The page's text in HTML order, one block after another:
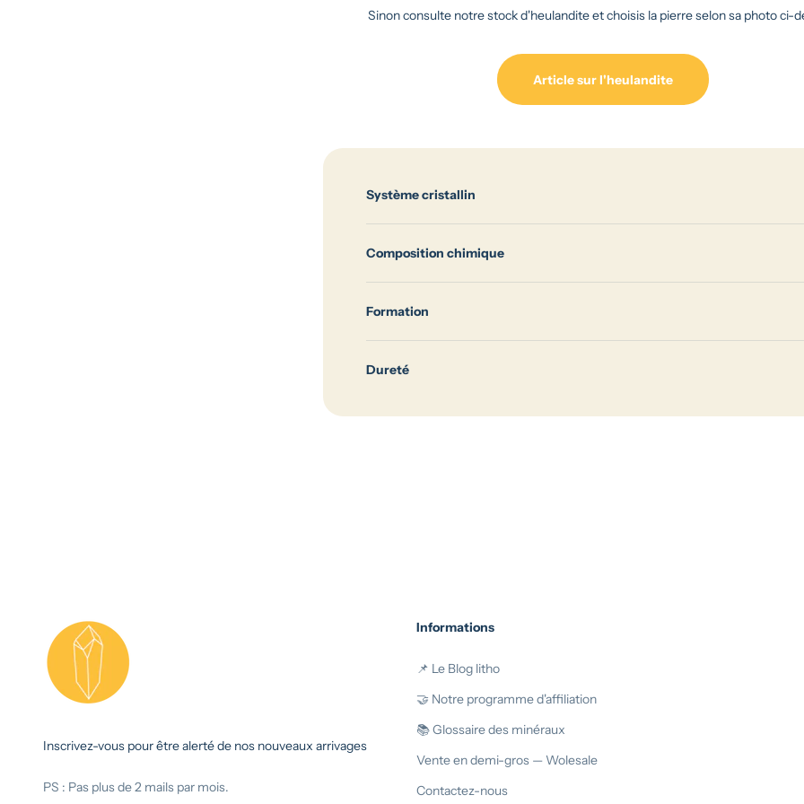
Sinon consulte notre stock d'heulandite et choisis la pierre selon sa photo ci-
Article sur l'heulandite
Système cristallin
Composition chimique
Formation
Dureté
Inscrivez-vous pour être alerté de nos nouveaux arrivages
PS : Pas plus de 2 mails par mois.
Informations
📌 Le Blog litho
🤝 Notre programme d'affiliation
📚 Glossaire des minéraux
Vente en demi-gros — Wolesale
Contactez-nous